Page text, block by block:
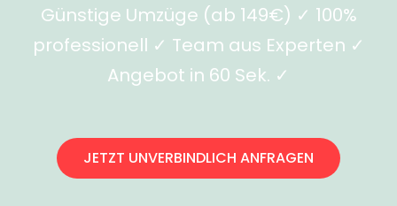
Günstige Umzüge (ab 149€) ✓ 100%
professionell ✓ Team aus Experten ✓
Angebot in 60 Sek. ✓
JETZT UNVERBINDLICH ANFRAGEN